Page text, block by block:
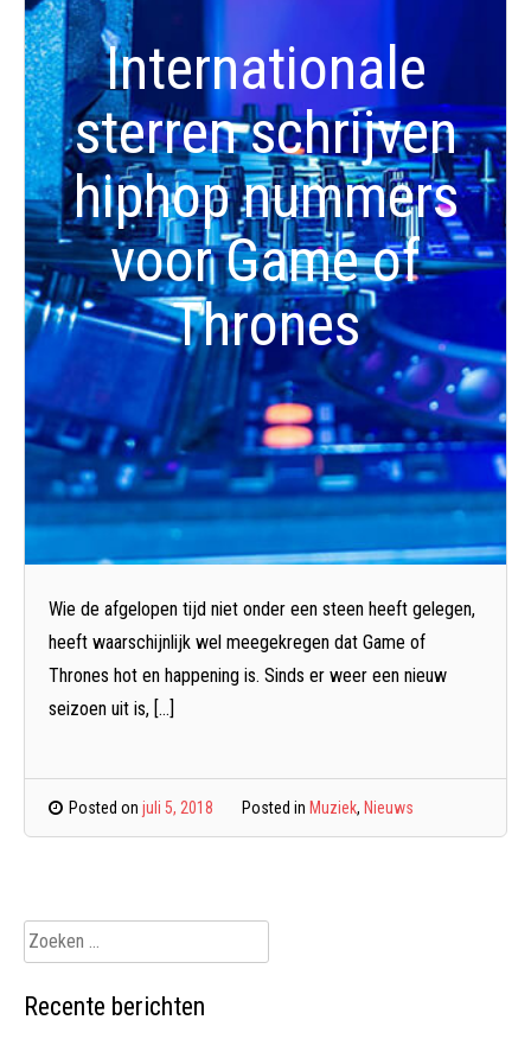
Internationale
sterren schrijven
hiphop nummers
voor Game of
Thrones
Wie de afgelopen tijd niet onder een steen heeft gelegen,
heeft waarschijnlijk wel meegekregen dat Game of
Thrones hot en happening is. Sinds er weer een nieuw
seizoen uit is, […]
Posted on juli 5, 2018 Posted in Muziek, Nieuws
Zoeken
naar:
Recente berichten